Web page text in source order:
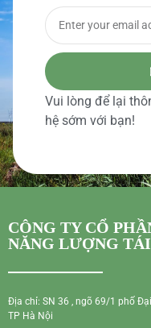
Vui lòng để lại
hệ sớm với bạn!
CÔNG TY CỔ
NĂNG LƯỢNG
Địa chỉ: SN 36 , ngõ 69/1 phố
TP Hà Nội